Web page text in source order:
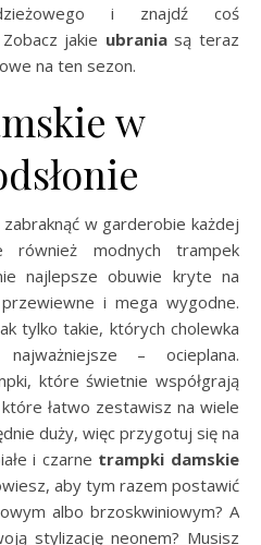
i znajdź coś
jakie ubrania są teraz
na ten sezon.
w
w garderobie każdej
również modnych trampek
najlepsze obuwie kryte na
i mega wygodne.
tylko takie, których cholewka
– ocieplana.
które świetnie współgrają
łatwo zestawisz na wiele
duży, więc przygotuj się na
i czarne trampki damskie
aby tym razem postawić
albo brzoskwiniowym? A
stylizację neonem? Musisz